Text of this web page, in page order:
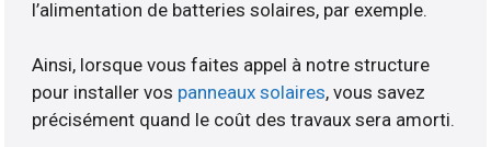
l’alimentation de batteries solaires, par exemple.
Ainsi, lorsque vous faites appel à notre structure
pour installer vos panneaux solaires, vous savez
précisément quand le coût des travaux sera amorti.